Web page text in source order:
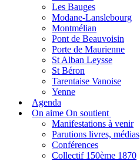
Les Bauges
Modane-Lanslebourg
Montmélian
Pont de Beauvoisin
Porte de Maurienne
St Alban Leysse
St Béron
Tarentaise Vanoise
Yenne
Agenda
On aime On soutient
Manifestations à venir
Parutions livres, médias
Conférences
Collectif 150ème 1870